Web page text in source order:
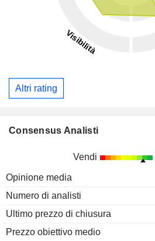
Altri rating
Consensus Analisti
Vendi
Opinione media
Numero di analisti
Ultimo prezzo di chiusura
Prezzo obiettivo medio